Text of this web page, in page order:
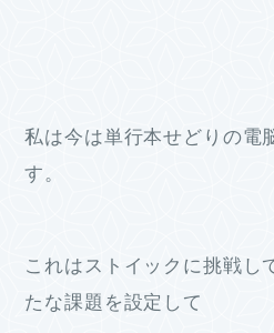
私は今は単行本せどりの電
す。
これはストイックに挑戦し
たな課題を設定して